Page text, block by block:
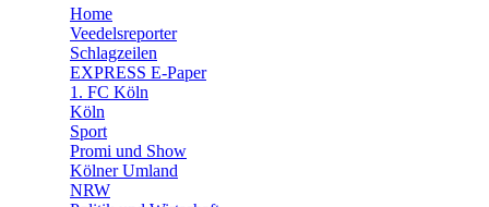
🛒 Shoppingwelt
Home
Veedelsreporter
Schlagzeilen
EXPRESS E-Paper
1. FC Köln
Köln
Sport
Promi und Show
Kölner Umland
NRW